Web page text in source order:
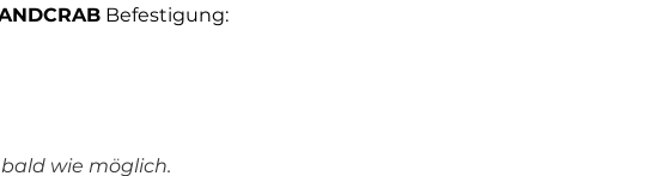
Befestigung:
wie möglich.